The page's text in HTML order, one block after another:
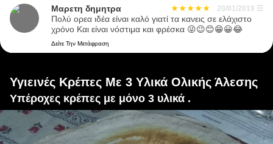
Μαρετη δημητρα 20/01/2019 ☰
Πολύ ορεα ιδέα είναι καλό γιατί τα κανεις σε ελάχιστο
χρόνο Και είναι νόστιμα και φρέσκα 😜😉😊😁😀😂
Δείτε Την Μετάφραση
Υγιεινές Κρέπες Με 3 Υλικά Ολικής Άλεσης
Υπέροχες κρέπες με μόνο 3 υλικά .